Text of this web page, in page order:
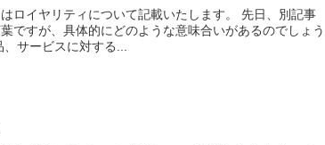
ロイヤリティについて記載いたします。 先日、別記事
ですが、具体的にどのような意味合いがあるのでしょう
サービスに対する...